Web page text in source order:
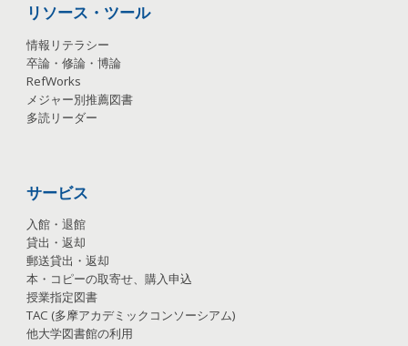
リソース・ツール
情報リテラシー
卒論・修論・博論
RefWorks
メジャー別推薦図書
多読リーダー
サービス
入館・退館
貸出・返却
郵送貸出・返却
本・コピーの取寄せ、購入申込
授業指定図書
TAC (多摩アカデミックコンソーシアム)
他大学図書館の利用